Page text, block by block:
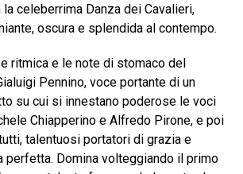
celeberrima Danza dei Cavalieri,
oscura e splendida al contempo.
ritmica e le note di stomaco del
Pennino, voce portante di un
su cui si innestano poderose le voci
Chiapperino e Alfredo Pirone, e poi
talentuosi portatori di grazia e
perfetta. Domina volteggiando il primo